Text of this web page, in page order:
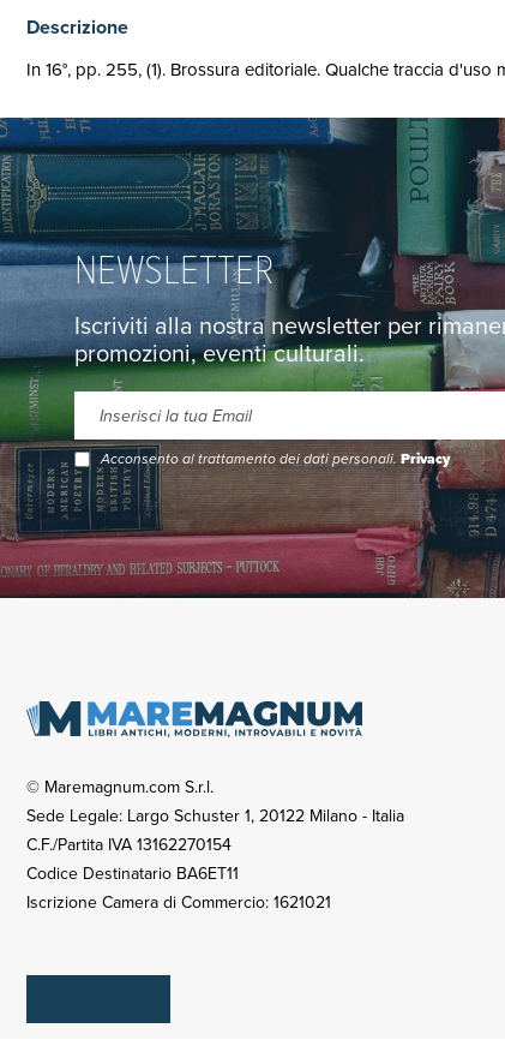
Descrizione
In 16°, pp. 255, (1). Brossura editoriale. Qualche traccia
NEWSLETTER
Iscriviti alla nostra newsletter per
promozioni, eventi culturali.
Acconsento al trattamento dei dati personali.Privacy
© Maremagnum.com S.r.l.
Sede Legale: Largo Schuster 1, 20122 Milano - Italia
C.F./Partita IVA 13162270154
Codice Destinatario BA6ET11
Iscrizione Camera di Commercio: 1621021